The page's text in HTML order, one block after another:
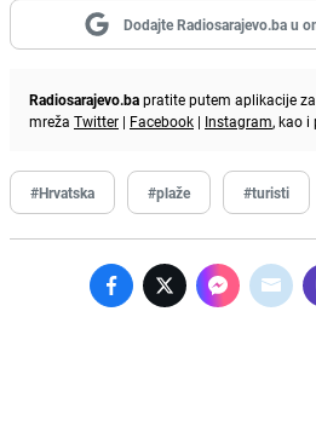
Dodajte Radiosarajevo.ba u
Radiosarajevo.bapratite putem aplikacije za
mreža Twitter | Facebook | Instagram, kao i
#Hrvatska #plaže #turisti